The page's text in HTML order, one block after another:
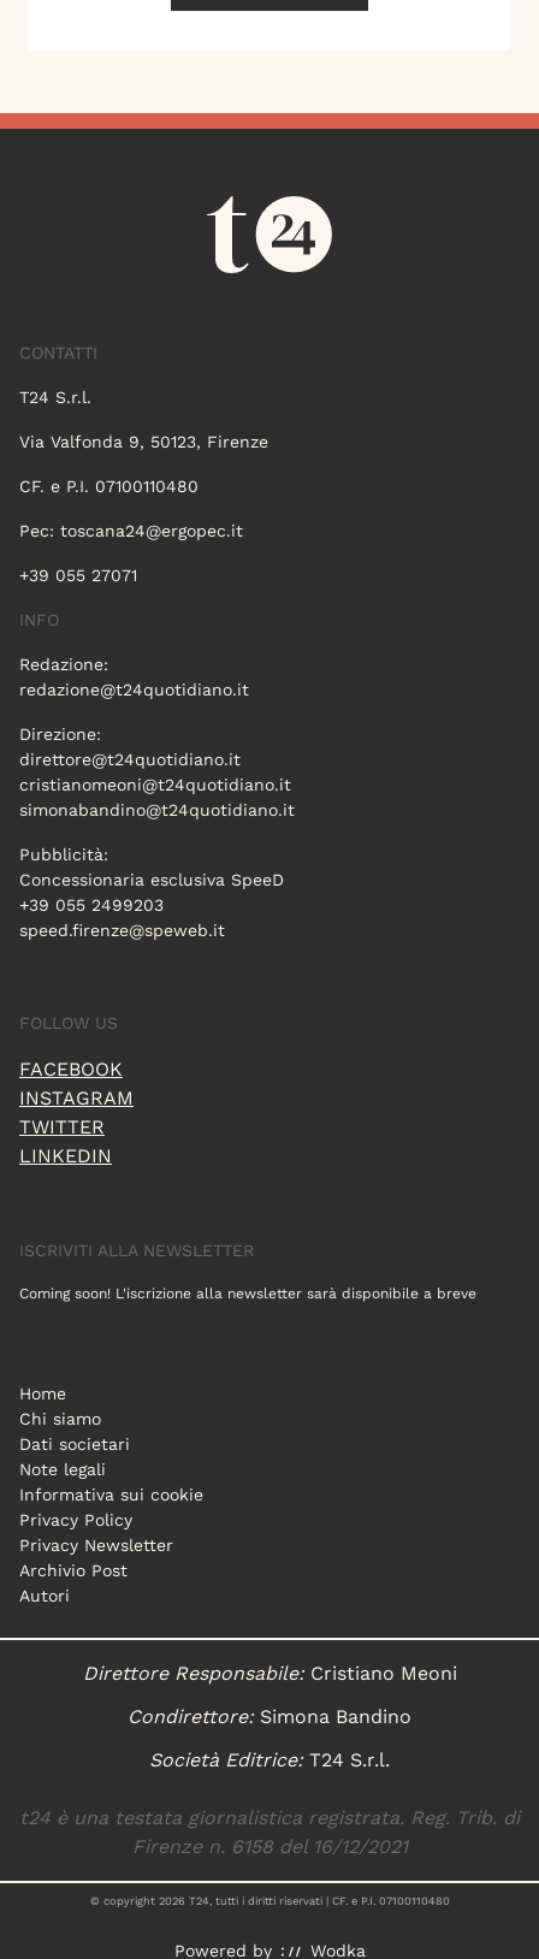
CONTATTI
T24 S.r.l.
Via Valfonda 9, 50123, Firenze
CF. e P.I. 07100110480
Pec: toscana24@ergopec.it
+39 055 27071
INFO
Redazione:
redazione@t24quotidiano.it
Direzione:
direttore@t24quotidiano.it
cristianomeoni@t24quotidiano.it
simonabandino@t24quotidiano.it
Pubblicità:
Concessionaria esclusiva SpeeD
+39 055 2499203
speed.firenze@speweb.it
FOLLOW US
FACEBOOK
INSTAGRAM
TWITTER
LINKEDIN
ISCRIVITI ALLA NEWSLETTER
Coming soon! L'iscrizione alla newsletter sarà disponibile a breve
Home
Chi siamo
Dati societari
Note legali
Informativa sui cookie
Privacy Policy
Privacy Newsletter
Archivio Post
Autori
Direttore Responsabile:Cristiano Meoni
Condirettore:Simona Bandino
Società Editrice:T24 S.r.l.
t24 è una testata giornalistica registrata. Reg. Trib. di
Firenze n. 6158 del 16/12/2021
© copyright 2026 T24, tutti i diritti riservati | CF. e P.I. 07100110480
Powered by Wodka